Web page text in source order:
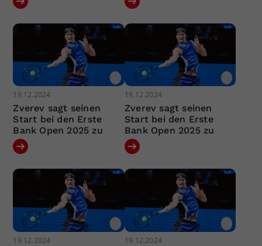
19.12.2024
Zverev sagt seinen
Start bei den Erste
Bank Open 2025 zu
19.12.2024
Zverev sagt seinen
Start bei den Erste
Bank Open 2025 zu
19.12.2024 19.12.2024